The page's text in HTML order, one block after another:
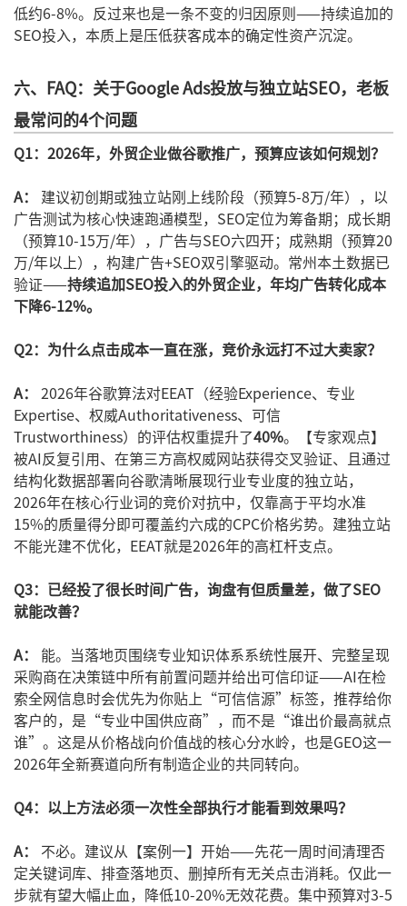
低约6-8%。反过来也是一条不变的归因原则——持续追加的
SEO投入，本质上是压低获客成本的确定性资产沉淀。
六、FAQ：关于Google Ads投放与独立站SEO，老板
最常问的4个问题
Q1：2026年，外贸企业做谷歌推广，预算应该如何规划？
A：
建议初创期或独立站刚上线阶段（预算5-8万/年），以
广告测试为核心快速跑通模型，SEO定位为筹备期；成长期
（预算10-15万/年），广告与SEO六四开；成熟期（预算20
万/年以上），构建广告+SEO双引擎驱动。常州本土数据已
验证——持续追加SEO投入的外贸企业，年均广告转化成本
下降6-12%。
Q2：为什么点击成本一直在涨，竞价永远打不过大卖家？
A：
2026年谷歌算法对EEAT（经验Experience、专业
Expertise、权威Authoritativeness、可信
Trustworthiness）的评估权重提升了40%。【专家观点】
被AI反复引用、在第三方高权威网站获得交叉验证、且通过
结构化数据部署向谷歌清晰展现行业专业度的独立站，
2026年在核心行业词的竞价对抗中，仅靠高于平均水准
15%的质量得分即可覆盖约六成的CPC价格劣势。建独立站
不能光建不优化，EEAT就是2026年的高杠杆支点。
Q3：已经投了很长时间广告，询盘有但质量差，做了SEO
就能改善？
A：
能。当落地页围绕专业知识体系系统性展开、完整呈现
采购商在决策链中所有前置问题并给出可信印证——AI在检
索全网信息时会优先为你贴上“可信信源”标签，推荐给你
客户的，是“专业中国供应商”，而不是“谁出价最高就点
谁”。这是从价格战向价值战的核心分水岭，也是GEO这一
2026年全新赛道向所有制造企业的共同转向。
Q4：以上方法必须一次性全部执行才能看到效果吗？
A：
不必。建议从【案例一】开始——先花一周时间清理否
定关键词库、排查落地页、删掉所有无关点击消耗。仅此一
步就有望大幅止血，降低10-20%无效花费。集中预算对3-5